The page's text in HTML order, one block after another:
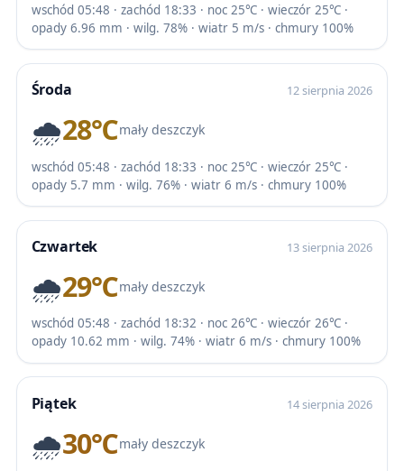
wschód 05:48 · zachód 18:33 · noc 25℃ · wieczór 25℃ ·
opady 6.96 mm · wilg. 78% · wiatr 5 m/s · chmury 100%
Środa 12 sierpnia 2026
🌧️28℃mały deszczyk
wschód 05:48 · zachód 18:33 · noc 25℃ · wieczór 25℃ ·
opady 5.7 mm · wilg. 76% · wiatr 6 m/s · chmury 100%
Czwartek 13 sierpnia 2026
🌧️29℃mały deszczyk
wschód 05:48 · zachód 18:32 · noc 26℃ · wieczór 26℃ ·
opady 10.62 mm · wilg. 74% · wiatr 6 m/s · chmury 100%
Piątek 14 sierpnia 2026
🌧️30℃mały deszczyk